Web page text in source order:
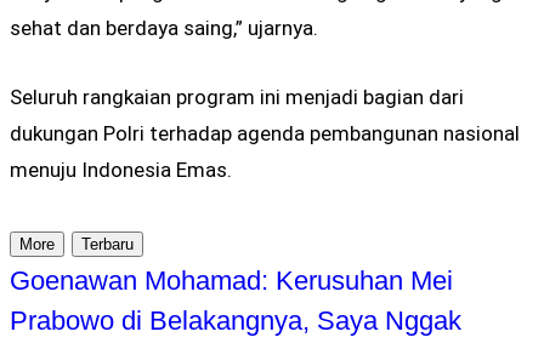
sehat dan berdaya saing,” ujarnya.
Seluruh rangkaian program ini menjadi bagian dari
dukungan Polri terhadap agenda pembangunan nasional
menuju Indonesia Emas.
More Terbaru
Goenawan Mohamad: Kerusuhan Mei
Prabowo di Belakangnya, Saya Nggak